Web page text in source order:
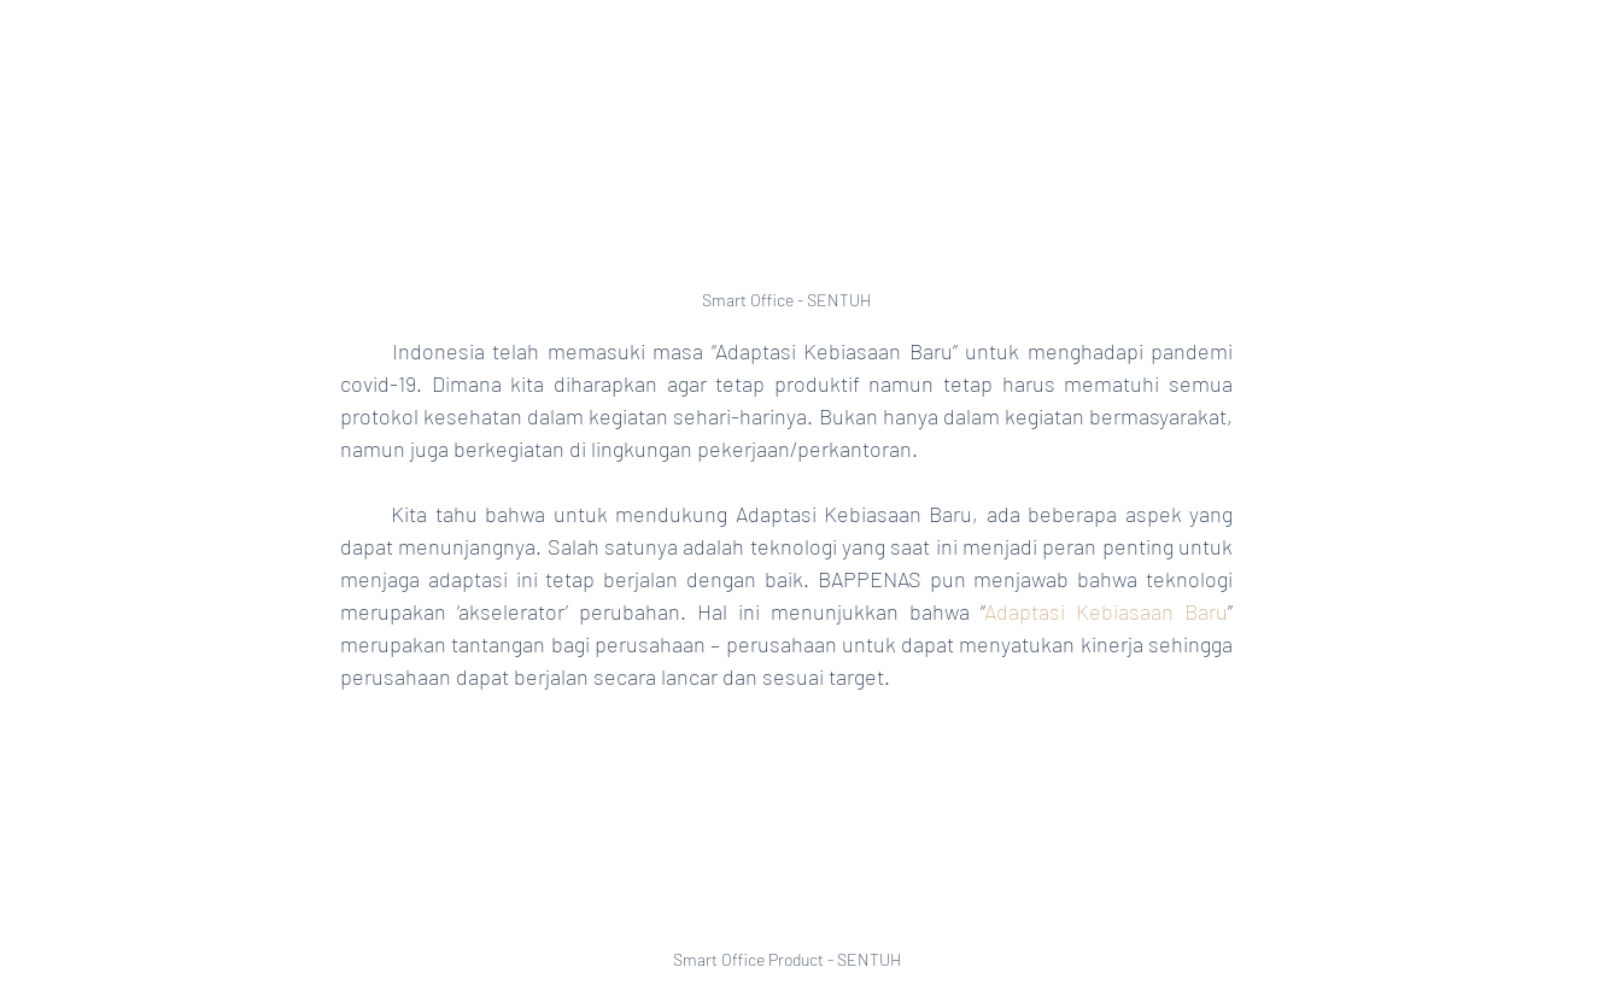
Smart Office - SENTUH
covid-19. Dimana kita diharapkan agar tetap produktif namun tetap harus mematuhi semua
protokol kesehatan dalam kegiatan sehari-harinya. Bukan hanya dalam kegiatan bermasyarakat,
namun juga berkegiatan di lingkungan pekerjaan/perkantoran.
dapat menunjangnya. Salah satunya adalah teknologi yang saat ini menjadi peran penting untuk
menjaga adaptasi ini tetap berjalan dengan baik. BAPPENAS pun menjawab bahwa teknologi
merupakan ‘akselerator’ perubahan. Hal ini menunjukkan bahwa “Adaptasi Kebiasaan Baru”
merupakan tantangan bagi perusahaan – perusahaan untuk dapat menyatukan kinerja sehingga
perusahaan dapat berjalan secara lancar dan sesuai target.
Smart Office Product - SENTUH